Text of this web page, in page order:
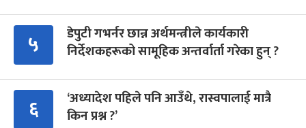
५
डेपुटी गभर्नर छान्न अर्थमन्त्रीले कार्यकारी
निर्देशकहरूको सामूहिक अन्तर्वार्ता गरेका हुन् ?
६
‘अध्यादेश पहिले पनि आउँथे, रास्वपालाई मात्रै
किन प्रश्न ?’